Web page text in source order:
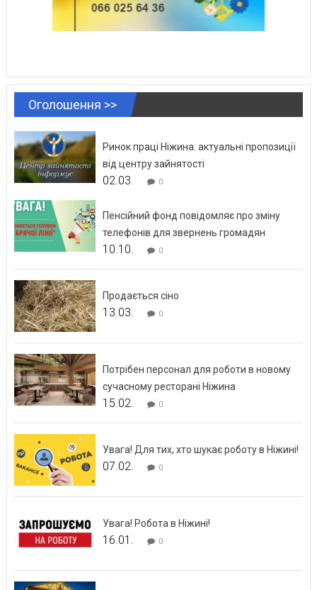
Оголошення >>
Ринок праці Ніжина: актуальні пропозиції
від центру зайнятості
02.03. 0
Пенсійний фонд повідомляє про зміну
телефонів для звернень громадян
10.10. 0
Продається сіно
13.03. 0
Потрібен персонал для роботи в новому
сучасному ресторані Ніжина
15.02. 0
Увага! Для тих, хто шукає роботу в Ніжині!
07.02. 0
Увага! Робота в Ніжині!
16.01. 0